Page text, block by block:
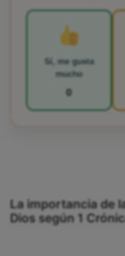
Sí, me gusta
mucho
0
La importancia de
Dios según 1